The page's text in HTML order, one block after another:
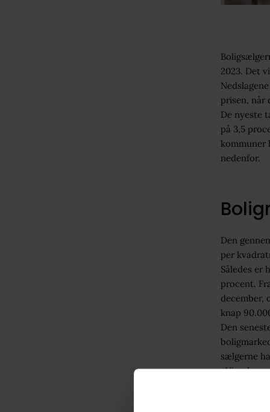
2023. Det
prisen, når
De nyeste
på 3,5
kommuner
nedenfor.
Den
per
Således er
procent.
december,
knap
Den
sælgerne
»Vi
forskel
for